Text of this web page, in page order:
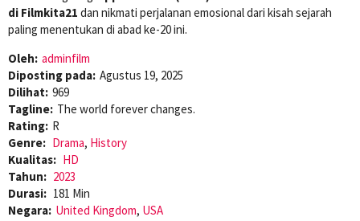
di Filmkita21 dan nikmati perjalanan emosional dari kisah sejarah
paling menentukan di abad ke-20 ini.
Oleh: adminfilm
Diposting pada: Agustus 19, 2025
Dilihat: 969
Tagline: The world forever changes.
Rating: R
Genre: Drama, History
Kualitas: HD
Tahun: 2023
Durasi: 181 Min
Negara: United Kingdom, USA